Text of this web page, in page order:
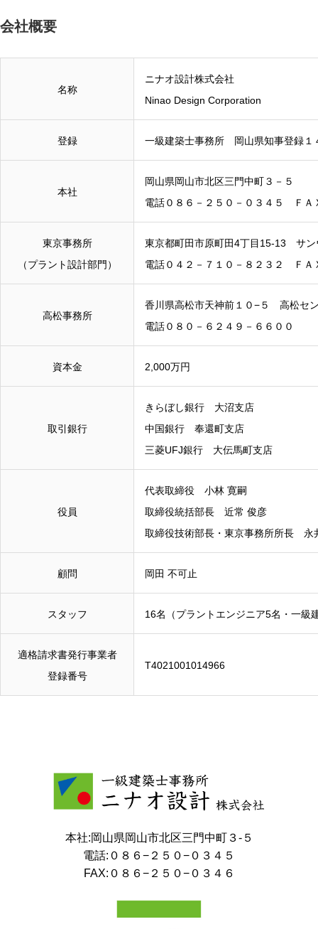
会社概要
名称
ニナオ設計株式会社
Ninao Design Corporation
登録 一級建築士事務所 岡山県知事登録１
本社
岡山県岡山市北区三門中町３－５
電話０８６－２５０－０３４５ ＦＡ
東京事務所
（プラント設計部門）
東京都町田市原町田4丁目15-13 サ
電話０４２－７１０－８２３２ ＦＡ
高松事務所
香川県高松市天神前１０−５ 高松セ
電話０８０－６２４９－６６００
資本金 2,000万円
取引銀行
きらぼし銀行 大沼支店
中国銀行 奉還町支店
三菱UFJ銀行 大伝馬町支店
役員
代表取締役 小林 寛嗣
取締役統括部長 近常 俊彦
取締役技術部長・東京事務所所長 永
顧問 岡田 不可止
スタッフ 16名（プラントエンジニア5名・一級
適格請求書発行事業者
登録番号
T4021001014966
本社:岡山県岡山市北区三門中町３-５
電話:０８６−２５０−０３４５
FAX:０８６−２５０−０３４６